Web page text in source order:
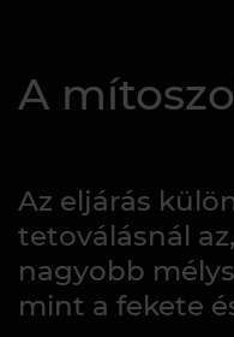
A
Az eljárás
tetoválásnál
nagyobb
mint a fekete